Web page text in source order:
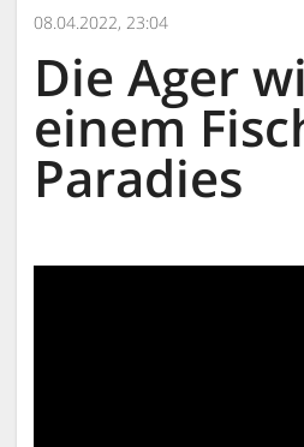
08.04.2022, 23:04
Die Ager
einem
Paradies